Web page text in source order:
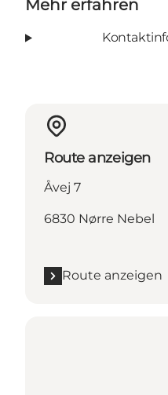
Mehr erfahren
Route anzeigen
Åvej 7
6830 Nørre Nebel
Route anzeigen